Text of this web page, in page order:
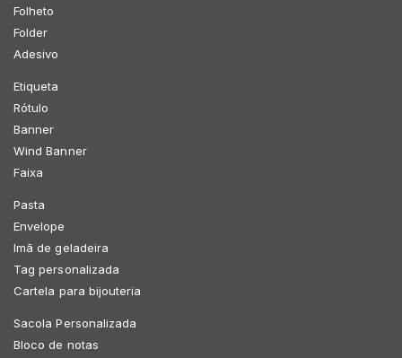
Folheto
Folder
Adesivo
Etiqueta
Rótulo
Banner
Wind Banner
Faixa
Pasta
Envelope
Imã de geladeira
Tag personalizada
Cartela para bijouteria
Sacola Personalizada
Bloco de notas